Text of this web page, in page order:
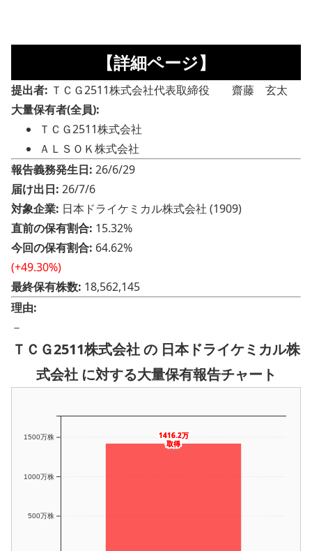
【詳細ページ】
提出者: ＴＣＧ2511株式会社代表取締役 齋藤 玄太
大量保有者(全員):
ＴＣＧ2511株式会社
ＡＬＳＯＫ株式会社
報告義務発生日: 26/6/29
届け出日: 26/7/6
対象企業: 日本ドライケミカル株式会社 (1909)
直前の保有割合: 15.32%
今回の保有割合: 64.62%
(+49.30%)
最終保有株数: 18,562,145
理由:
－
ＴＣＧ2511株式会社 の 日本ドライケミカル株
式会社 に対する大量保有報告チャート
500万株
1000万株
1500万株
1416.2万
取得
1416.2万
取得